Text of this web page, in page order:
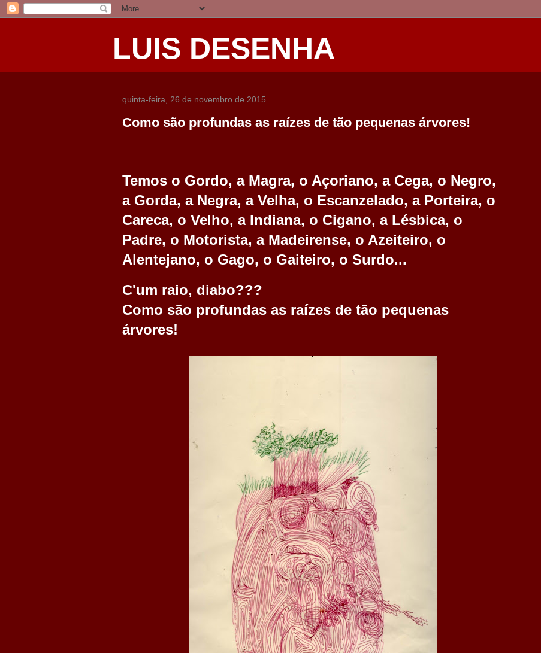
LUIS DESENHA
quinta-feira, 26 de novembro de 2015
Como são profundas as raízes de tão pequenas árvores!
Temos o Gordo, a Magra, o Açoriano, a Cega, o Negro,
a Gorda, a Negra, a Velha, o Escanzelado, a Porteira, o
Careca, o Velho, a Indiana, o Cigano, a Lésbica, o
Padre, o Motorista, a Madeirense, o Azeiteiro, o
Alentejano, o Gago, o Gaiteiro, o Surdo...
C'um raio, diabo???
Como são profundas as raízes de tão pequenas
árvores!